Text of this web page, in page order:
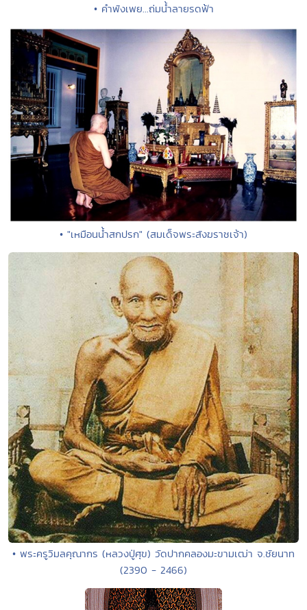
• คำพังเพย...ถ่มน้ำลายรดฟ้า
• "เหมือนน้ำสกปรก" (สมเด็จพระสังฆราชเจ้า)
• พระครูวิมลคุณากร (หลวงปู่ศุข) วัดปากคลองมะขามเฒ่า จ.ชัยนาท
(2390 - 2466)